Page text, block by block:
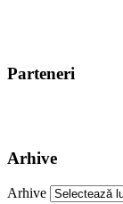
Parteneri
Arhive
Arhive